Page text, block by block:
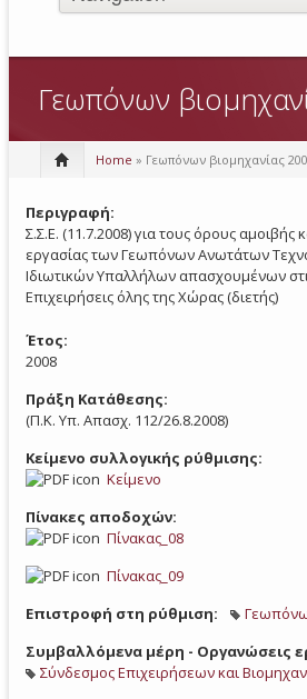
Γεωπόνων
Home » Γεωπόνων βιομηχανίας
Περιγραφή:
Σ.Σ.Ε. (11.7.2008) για τους όρους αμοιβής
εργασίας των Γεωπόνων Ανωτάτων
Ιδιωτικών Υπαλλήλων απασχουμένων
Επιχειρήσεις όλης της Χώρας (διετής)
Έτος:
2008
Πράξη Κατάθεσης:
(Π.Κ. Υπ. Απασχ. 112/26.8.2008)
Κείμενο συλλογικής ρύθμισης:
Κείμενο
Πίνακες αποδοχών:
Πίνακας_08
Πίνακας_09
Επιστροφή στη ρύθμιση:
Συμβαλλόμενα μέρη - Οργανώσεις
Σύνδεσμος Επιχειρήσεων και